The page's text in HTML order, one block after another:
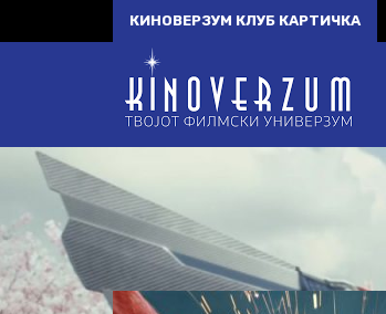
КИНОВЕРЗУМ КЛУБ КАРТИЧКА